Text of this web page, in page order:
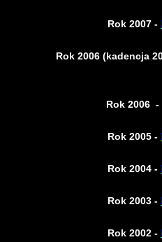
Rok 2007 -
Rok 2006 (kadencja
Rok 2006 -
Rok 2005 -
Rok 2004 -
Rok 2003 -
Rok 2002 -